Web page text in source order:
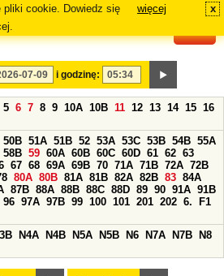
pliki cookie. Dowiedz się
więcej x
i godzinę:
5 6 7 8 9 10A 10B 11 12 13 14 15 16
50B 51A 51B 52 53A 53C 53B 54B 55A
58B 59 60A 60B 60C 60D 61 62 63
67 68 69A 69B 70 71A 71B 72A 72B
80A 80B 81A 81B 82A 82B 83 84A
87B 88A 88B 88C 88D 89 90 91A 91B
96 97A 97B 99 100 101 201 202 6.
F1
N4A N4B N5A N5B N6 N7A N7B
N8